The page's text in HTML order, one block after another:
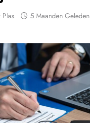
5 Maanden Geleden